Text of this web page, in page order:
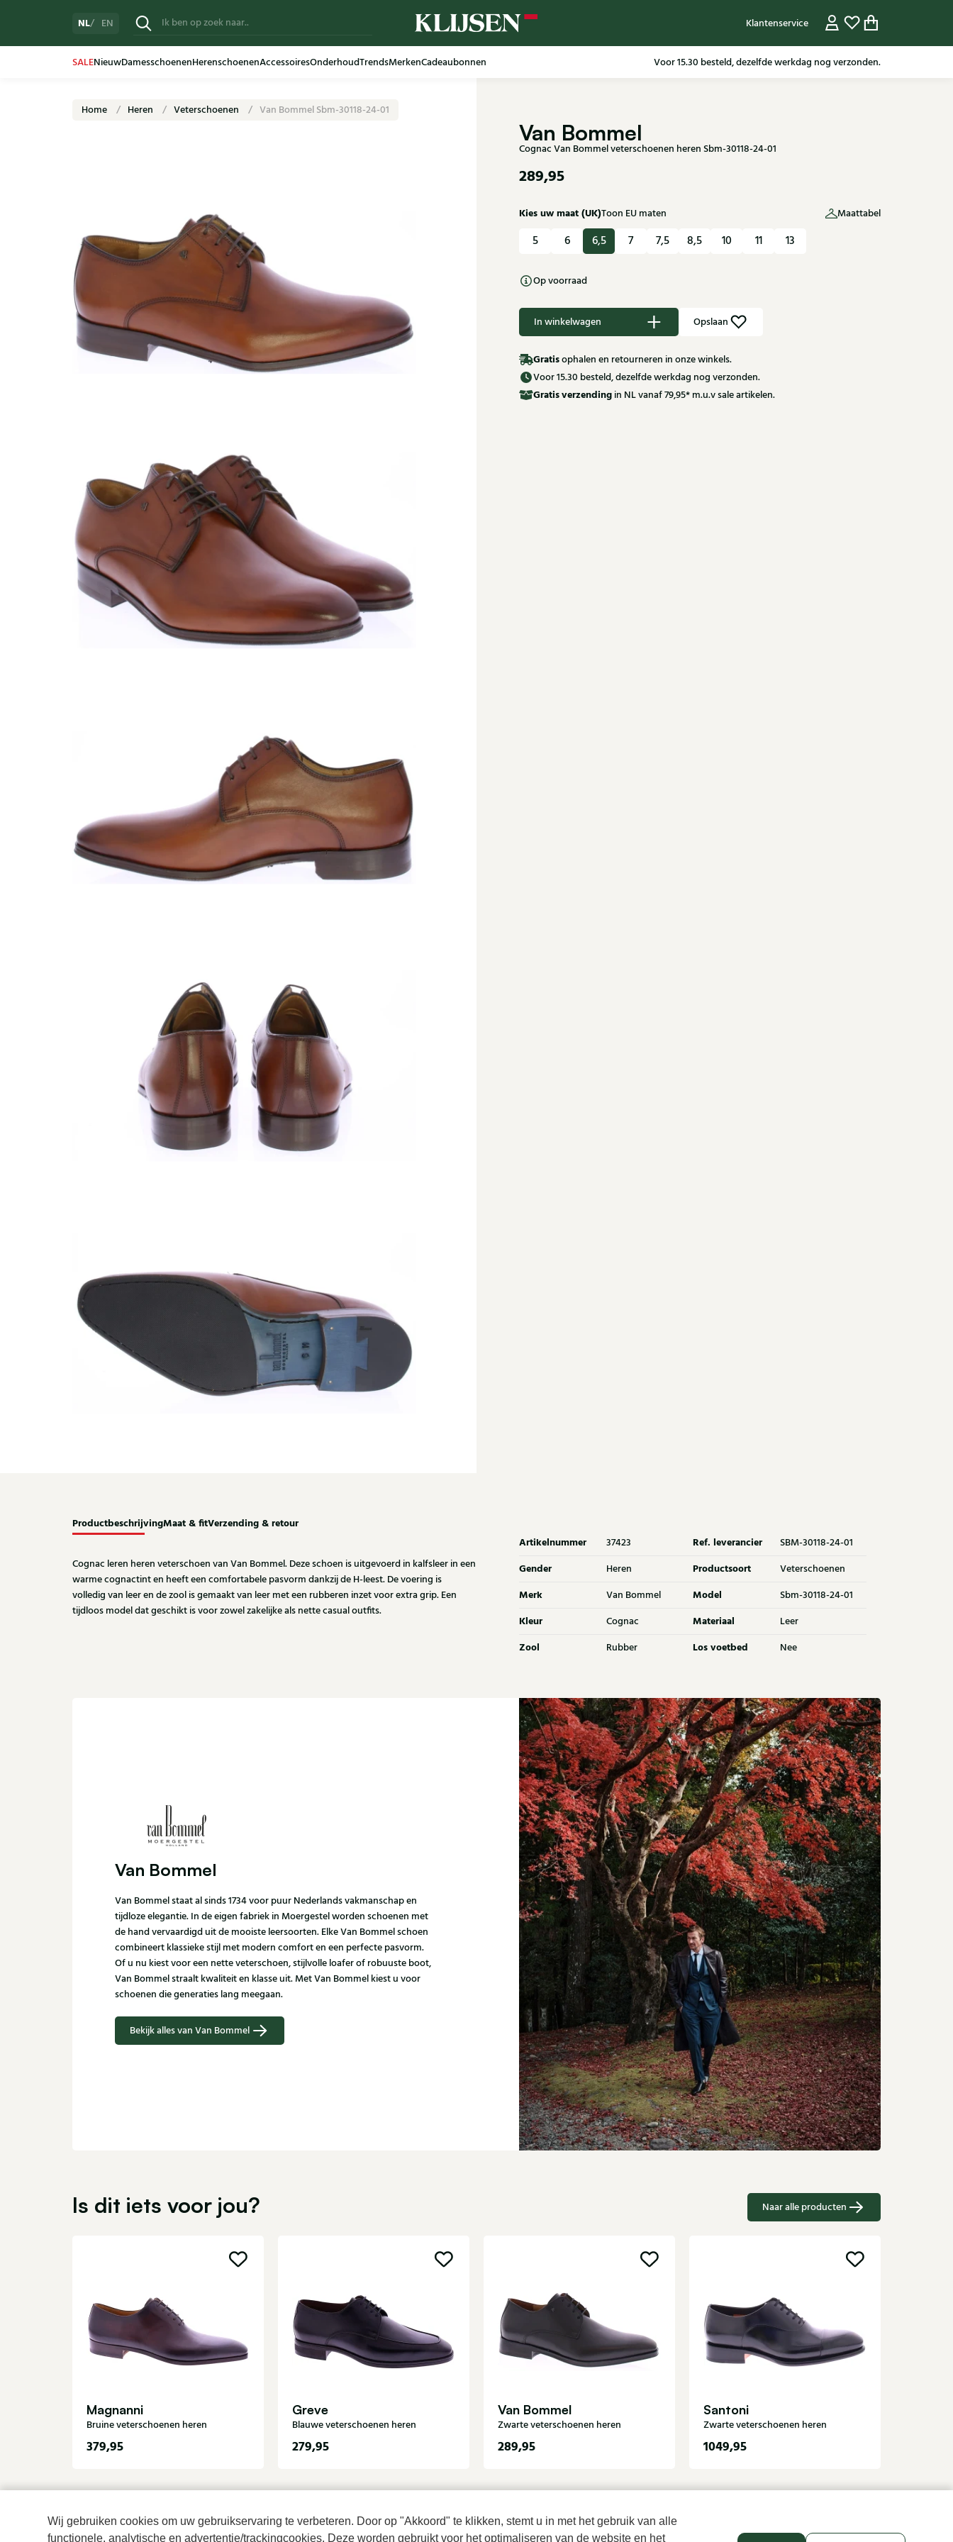
Wij gebruiken cookies om uw gebruikservaring te verbeteren. Door op "Akkoord" te klikken, stemt u in met het gebruik van alle
functionele, analytische en advertentie/trackingcookies. Deze worden gebruikt voor het optimaliseren van de website en het
NL EN Klantenservice
SALENieuwDamesschoenenHerenschoenenAccessoiresOnderhoudTrendsMerkenCadeaubonnen Gratis verzending in NL vanaf 79,95* m.u.v sale artikelen.
Home Heren Veterschoenen Van Bommel Sbm-30118-24-01
Van Bommel
Cognac Van Bommel veterschoenen heren Sbm-30118-24-01
289,95
Kies uw maat (UK)Toon EU maten Maattabel
5 6 6,5 7 7,5 8,5 10 11 13
Op voorraad
In winkelwagen Opslaan
Gratisophalen en retourneren in onze winkels.
Voor 15.30 besteld, dezelfde werkdag nog verzonden.
Gratisverzending in NL vanaf 79,95* m.u.v sale artikelen.
ProductbeschrijvingMaat & fitVerzending & retour
Cognac leren heren veterschoen van Van Bommel. Deze schoen is uitgevoerd in kalfsleer in een
warme cognactint en heeft een comfortabele pasvorm dankzij de H-leest. De voering is
volledig van leer en de zool is gemaakt van leer met een rubberen inzet voor extra grip. Een
tijdloos model dat geschikt is voor zowel zakelijke als nette casual outfits.
Artikelnummer 37423 Ref. leverancier SBM-30118-24-01
Gender Heren Productsoort Veterschoenen
Merk Van Bommel Model Sbm-30118-24-01
Kleur Cognac Materiaal Leer
Zool Rubber Los voetbed Nee
Van Bommel
Van Bommel staat al sinds 1734 voor puur Nederlands vakmanschap en
tijdloze elegantie. In de eigen fabriek in Moergestel worden schoenen met
de hand vervaardigd uit de mooiste leersoorten. Elke Van Bommel schoen
combineert klassieke stijl met modern comfort en een perfecte pasvorm.
Of u nu kiest voor een nette veterschoen, stijlvolle loafer of robuuste boot,
Van Bommel straalt kwaliteit en klasse uit. Met Van Bommel kiest u voor
schoenen die generaties lang meegaan.
Bekijk alles van Van Bommel
Is dit iets voor jou? Naar alle producten
Magnanni
Bruine veterschoenen heren
379,95
Greve
Blauwe veterschoenen heren
279,95
Van Bommel
Zwarte veterschoenen heren
289,95
Santoni
Zwarte veterschoenen heren
1049,95